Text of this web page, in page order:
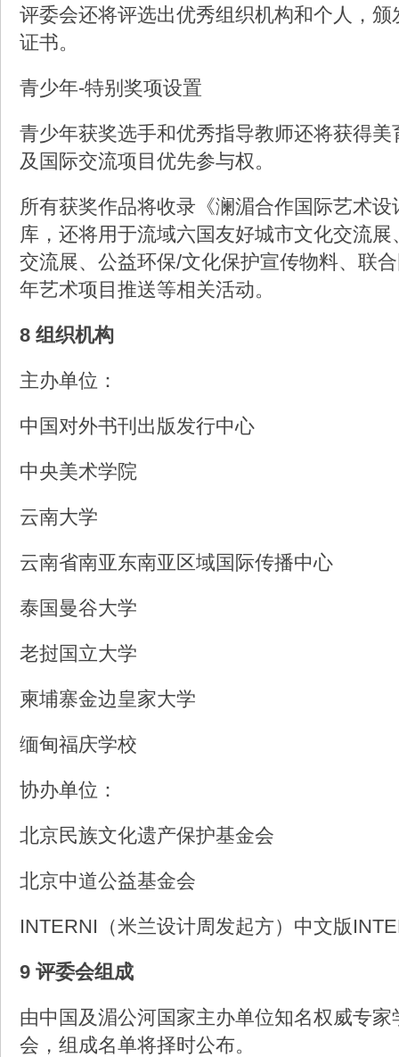
评委会还将评选出优秀组织机构和个人，
证书。
青少年-特别奖项设置
青少年获奖选手和优秀指导教师还将获得
及国际交流项目优先参与权。
所有获奖作品将收录《澜湄合作国际艺术
库，还将用于流域六国友好城市文化交流
交流展、公益环保/文化保护宣传物料、联
年艺术项目推送等相关活动。
8 组织机构
主办单位：
中国对外书刊出版发行中心
中央美术学院
云南大学
云南省南亚东南亚区域国际传播中心
泰国曼谷大学
老挝国立大学
柬埔寨金边皇家大学
缅甸福庆学校
协办单位：
北京民族文化遗产保护基金会
北京中道公益基金会
INTERNI（米兰设计周发起方）中文版
9 评委会组成
由中国及湄公河国家主办单位知名权威专
会，组成名单将择时公布。